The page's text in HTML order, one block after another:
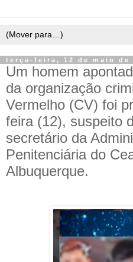
terça-feira, 12 de maio de
Um homem
da organização
Vermelho (CV) foi
feira (12), suspeito
secretário da
Penitenciária do
Albuquerque.